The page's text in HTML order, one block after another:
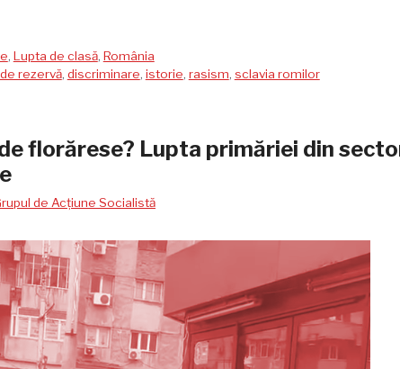
, Lupta de clasă, România
rezervă, discriminare, istorie, rasism, sclavia romilor
florărese? Lupta primăriei din
de Acțiune Socialistă